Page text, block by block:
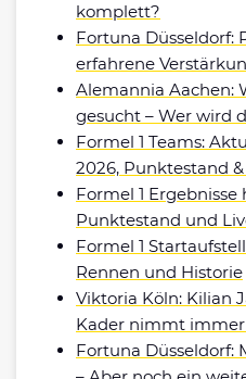
komplett?
Fortuna Düsseldorf:
erfahrene
Alemannia Aachen:
gesucht – Wer wird
Formel 1 Teams:
2026, Punktestand
Formel 1
Punktestand und
Formel 1
Rennen und Historie
Viktoria Köln: Kilian
Kader nimmt
Fortuna Düsseldorf: